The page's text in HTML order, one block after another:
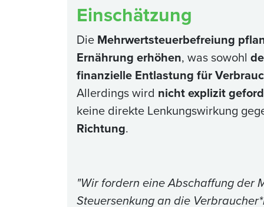
Einschätzung
Die Mehrwertsteuerbefreiung
Ernährung erhöhen, was sowohl
finanzielle Entlastung für
Allerdings wird nicht explizit
keine direkte Lenkungswirkung
Richtung.
"Wir fordern eine Abschaffung der
Steuersenkung an die